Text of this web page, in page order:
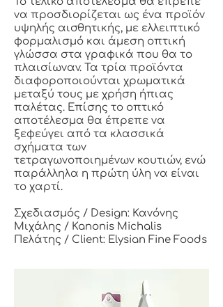
να προσδιορίζεται ως ένα προϊόν
υψηλής αισθητικής, με ελλειπτικό
φορμαλισμό και άμεση οπτική
γλώσσα στα γραφικά που θα το
πλαισίωναν. Τα τρία προϊόντα
διαφοροποιούνται χρωματικά
μεταξύ τους με χρήση ήπιας
παλέτας. Επίσης το οπτικό
αποτέλεσμα θα έπρεπε να
ξεφεύγει από τα κλασσικά
σχήματα των
τετραγωνοποιημένων κουτιών, ενώ
παράλληλα η πρώτη ύλη να είναι
το χαρτί.
Σχεδιασμός / Design: Κανόνης
Μιχάλης / Kanonis Michalis
Πελάτης / Client: Elysian Fine Foods